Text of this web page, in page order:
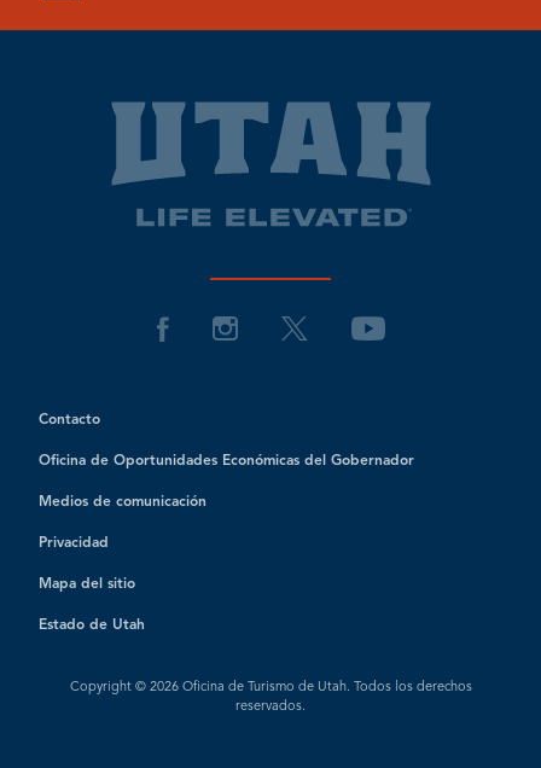
Contacto
Oficina de Oportunidades Económicas del Gobernador
Medios de comunicación
Privacidad
Mapa del sitio
Estado de Utah
Copyright © 2026 Oficina de Turismo de Utah. Todos los derechos
reservados.